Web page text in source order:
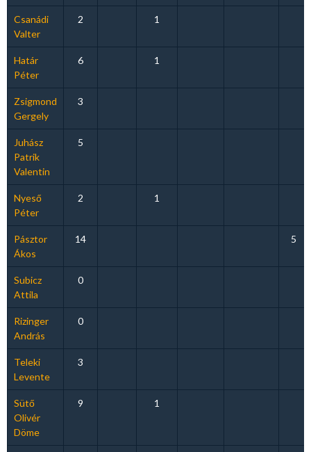
Csanádi
Valter
2 1
Határ
Péter
6 1
Zsigmond
Gergely
3
Juhász
Patrik
Valentin
5
Nyeső
Péter
2 1
Pásztor
Ákos
14 5
Subicz
Attila
0
Rizinger
András
0
Teleki
Levente
3
Sütő
Olivér
Döme
9 1